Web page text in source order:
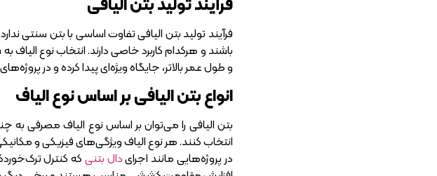
فرآیند تولید بتن الیافی تفاوت اساسی با بتن سنتی
باشند و هرکدام کاربرد خاصی دارند. انتخاب نوع الیاف
و طول عمر بالاتر، جایگاه ویژه‌ای پیدا کرده و در
انواع بتن الیافی بر اساس نوع الیاف
بتن الیافی را می‌توان بر اساس نوع الیاف مصرفی
انتخاب کنند. هر نوع الیاف ویژگی‌های فیزیکی و
در پروژه‌هایی مانند اجرایدال بتنیکه کنترل